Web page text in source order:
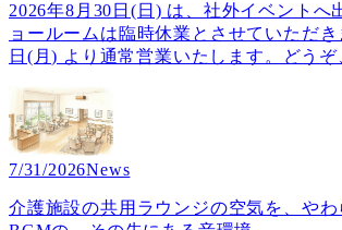
2026年8月30日(日) は、社外イベントへ
ョールームは臨時休業とさせていただ
日(月) より通常営業いたします。どうぞ
7/31/2026News
介護施設の共用ラウンジの空気を、や